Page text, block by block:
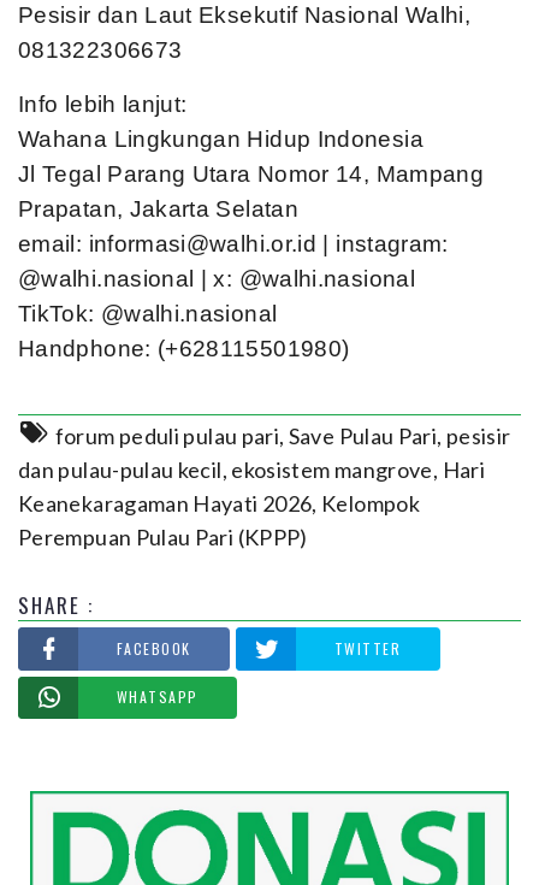
Pesisir dan Laut Eksekutif Nasional Walhi,
081322306673
Info lebih lanjut:
Wahana Lingkungan Hidup Indonesia
Jl Tegal Parang Utara Nomor 14, Mampang
Prapatan, Jakarta Selatan
email: informasi@walhi.or.id
| instagram:
@walhi.nasional | x: @walhi.nasional
TikTok: @walhi.nasional
Handphone: (+628115501980)
forum peduli pulau pari, Save Pulau Pari, pesisir
dan pulau-pulau kecil, ekosistem mangrove, Hari
Keanekaragaman Hayati 2026, Kelompok
Perempuan Pulau Pari (KPPP)
SHARE :
FACEBOOK TWITTER
WHATSAPP